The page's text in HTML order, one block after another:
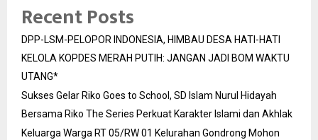
Recent Posts
DPP-LSM-PELOPOR INDONESIA, HIMBAU DESA HATI-HATI
KELOLA KOPDES MERAH PUTIH: JANGAN JADI BOM WAKTU
UTANG*
Sukses Gelar Riko Goes to School, SD Islam Nurul Hidayah
Bersama Riko The Series Perkuat Karakter Islami dan Akhlak
Keluarga Warga RT 05/RW 01 Kelurahan Gondrong Mohon